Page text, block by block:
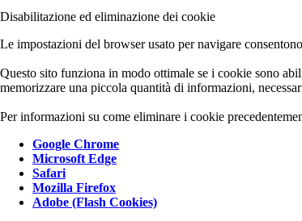
Disabilitazione ed eliminazione dei cookie
Le impostazioni del browser usato per navigare
Questo sito funziona in modo ottimale se i cookie sono
memorizzare una piccola quantità di informazioni,
Per informazioni su come eliminare i cookie
Google Chrome
Microsoft Edge
Safari
Mozilla Firefox
Adobe (Flash Cookies)